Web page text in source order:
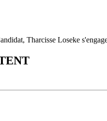
Tharcisse Loseke